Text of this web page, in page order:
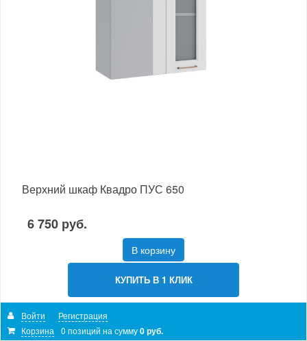
Верхний шкаф Квадро ПУС 650
6 750 руб.
В корзину
КУПИТЬ В 1 КЛИК
Войти
Регистрация
Корзина
0 позиций на сумму0 руб.